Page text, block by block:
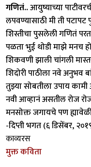
गणितं..आयुष्याच्या
लपवण्यासाठी मी ती
शिस्तीचा पुसलेली गणितं
पळता भुई थोडी माझे मनच
शिकवणी झाली चांगली
शिदोरी पाठीला नवे अनुभव
तुझ्या सोबतीला उपाय
नवी आव्हानं असतील रोज
मनसोक्त जगायचे पण
-दिप्ती भगत (६ डिसेंबर,
काव्यरस
मुक्त कविता